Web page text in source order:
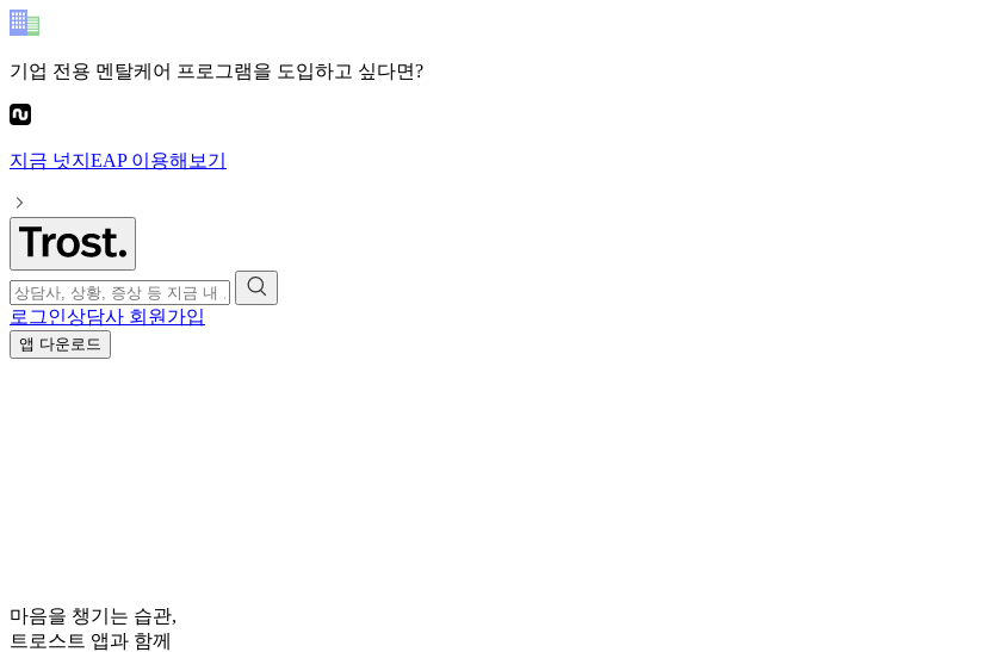
기업 전용 멘탈케어 프로그램을 도입하고 싶다면?
지금 넛지EAP이용해보기
로그인상담사 회원가입
앱 다운로드
마음을 챙기는 습관,
트로스트 앱과 함께